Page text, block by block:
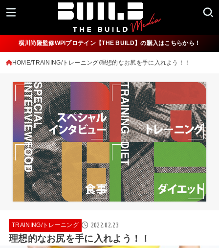
横川尚隆監修WPIプロテイン【THE BUILD】の購入はこちらから！
HOME TRAINING/トレーニング 理想的なお尻を手に入れよう！！
TRAINING/トレーニング 2022.02.23
理想的なお尻を手に入れよう！！